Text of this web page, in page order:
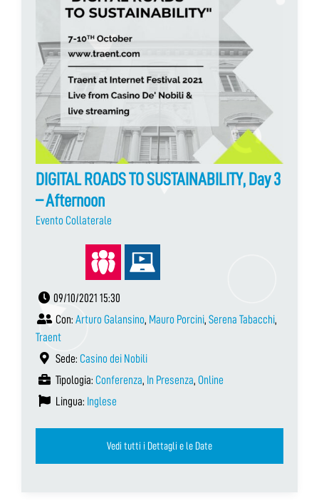
DIGITAL ROADS TO SUSTAINABILITY, Day 3
– Afternoon
Evento Collaterale
09/10/2021 15:30
Con: Arturo Galansino, Mauro Porcini, Serena Tabacchi,
Traent
Sede: Casino dei Nobili
Tipologia: Conferenza, In Presenza, Online
Lingua: Inglese
Vedi tutti i Dettagli e le Date